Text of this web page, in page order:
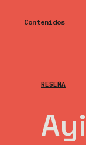
Contenidos
RESEÑA